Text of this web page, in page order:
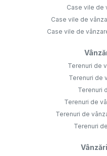
Case vile de
Case vile de
Case vile de
Terenuri de
Terenuri de
Terenuri
Terenuri de
Terenuri de
Terenuri